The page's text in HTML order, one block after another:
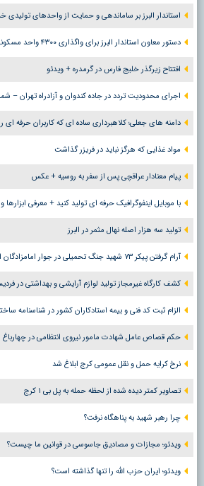
استاندار البرز بر ساماندهی و حمایت از واحدهای تولیدی
دستور معاون استاندار البرز برای واگذاری ۴۳۰۰ واحد مسکونی در اشتهارد
افتتاح زیرگذر خلیج فارس در گرمدره + ویدئو
اجرای محدودیت تردد در جاده کندوان و آزادراه تهران – شمال ؛ ١١
دامنه های جعلی؛ کلاهبرداری ساده ای که کاربران حرفه
مواد غذایی که هرگز نباید در فریزر گذاشت
پیام معنادار عراقچی پس از سفر به روسیه + عکس
با موبایل اینفوگرافیک حرفه ای تولید کنید + معرفی ابزارها
تولید سه هزار اصله نهال مثمر در البرز
آرام گرفتن پیکر ۷۳ شهید جنگ تحمیلی در جوار امامزادگان استان البرز
کشف کارگاه غیرمجاز تولید لوازم آرایشی و بهداشتی در
الزام ثبت کد فنی و بیمه استادکاران کشور در شناسنامه
حکم قصاص عامل شهادت مامور نیروی انتظامی در چهارباغ
نرخ کرایه حمل و نقل عمومی کرج ابلاغ شد
تصاویر کمتر دیده شده از لحظه حمله به پل بی ۱ کرج
چرا رهبر شهید به پناهگاه نرفت؟
ویدئو؛ مجازات و مصادیق جاسوسی در قوانین ما چیست؟
ویدئو؛ ایران حزب الله را تنها گذاشته است؟